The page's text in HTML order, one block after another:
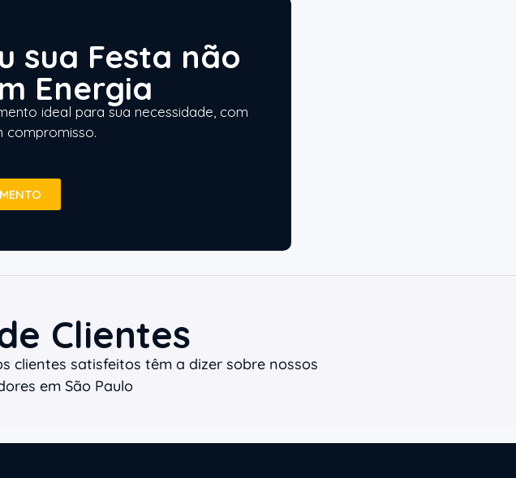
sua Festa não
Energia
ideal para sua necessidade, com
compromisso.
Clientes
clientes satisfeitos têm a dizer sobre nossos
em São Paulo